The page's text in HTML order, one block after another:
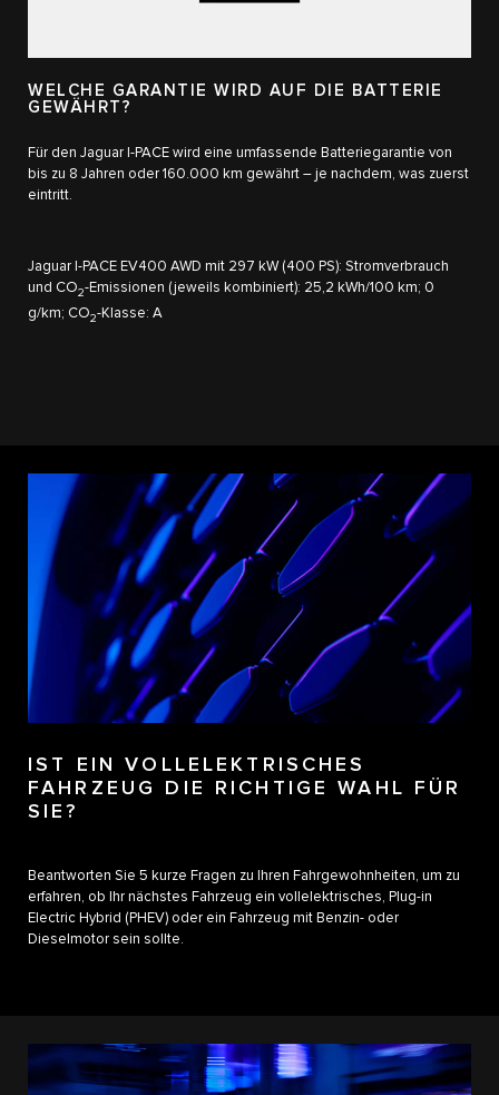
WELCHE GARANTIE WIRD AUF DIE BATTERIE
GEWÄHRT?
Für den Jaguar I-PACE wird eine umfassende Batteriegarantie von
bis zu 8 Jahren oder 160.000 km gewährt – je nachdem, was zuerst
eintritt.
Jaguar I-PACE EV400 AWD mit 297 kW (400 PS): Stromverbrauch
und CO2-Emissionen (jeweils kombiniert): 25,2 kWh/100 km; 0
g/km; CO2-Klasse: A
IST EIN VOLLELEKTRISCHES
FAHRZEUG DIE RICHTIGE WAHL FÜR
SIE?
Beantworten Sie 5 kurze Fragen zu Ihren Fahrgewohnheiten, um zu
erfahren, ob Ihr nächstes Fahrzeug ein vollelektrisches, Plug-in
Electric Hybrid (PHEV) oder ein Fahrzeug mit Benzin- oder
Dieselmotor sein sollte.